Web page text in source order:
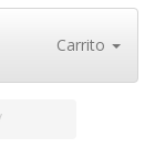
Carrito